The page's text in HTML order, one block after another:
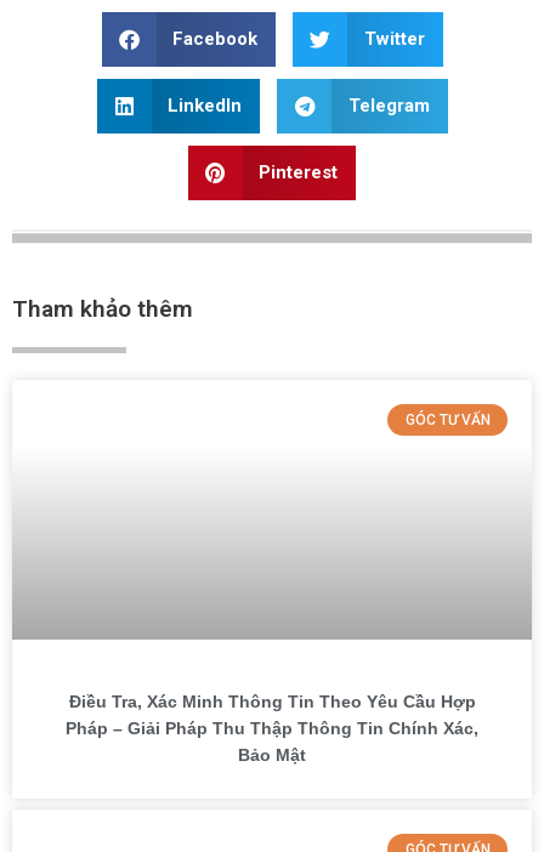
Facebook Twitter
LinkedIn Telegram
Pinterest
Tham khảo thêm
GÓC TƯ VẤN
Điều Tra, Xác Minh Thông Tin Theo Yêu Cầu Hợp
Pháp – Giải Pháp Thu Thập Thông Tin Chính Xác,
Bảo Mật